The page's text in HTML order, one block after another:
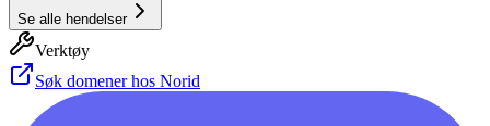
Se alle hendelser
Verktøy
Søk domener hos Norid